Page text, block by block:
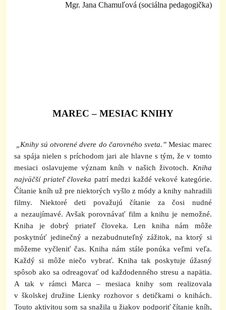
Mgr. Jana Chamuľová (sociálna pedagogička)
MAREC – MESIAC KNIHY
„Knihy sú otvorené dvere do čarovného sveta.”Mesiac marec
sa spája nielen s príchodom jari ale hlavne s tým, že v tomto
mesiaci oslavujeme význam kníh v našich životoch. Kniha
najväčší priateľ človeka patrí medzi každé vekové kategórie.
Čítanie kníh už pre niektorých vyšlo z módy a knihy nahradili
filmy. Niektoré deti považujú čítanie za čosi nudné
a nezaujímavé. Avšak porovnávať film a knihu je nemožné.
Kniha je dobrý priateľ človeka. Len kniha nám môže
poskytnúť jedinečný a nezabudnuteľný zážitok, na ktorý si
môžeme vyčleniť čas. Kniha nám stále ponúka veľmi veľa.
Každý si môže niečo vybrať. Kniha tak poskytuje úžasný
spôsob ako sa odreagovať od každodenného stresu a napätia.
A tak v rámci Marca – mesiaca knihy som realizovala
v školskej družine Lienky rozhovor s detičkami o knihách.
Touto aktivitou som sa snažila u žiakov podporiť čítanie kníh,